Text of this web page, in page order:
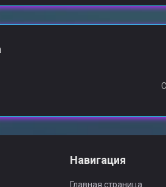
Навигация
Главная страница